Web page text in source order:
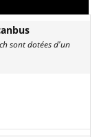
sont dotées d'un